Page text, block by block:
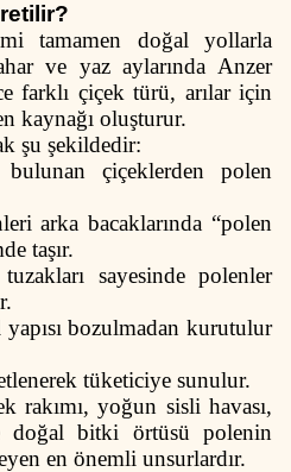
tamamen doğal yollarla
ve yaz aylarında Anzer
farklı çiçek türü, arılar için
kaynağı oluşturur.
şu şekildedir:
bulunan çiçeklerden polen
arka bacaklarında “polen
taşır.
sayesinde polenler
bozulmadan kurutulur
tüketiciye sunulur.
rakımı, yoğun sisli havası,
doğal bitki örtüsü polenin
en önemli unsurlardır.